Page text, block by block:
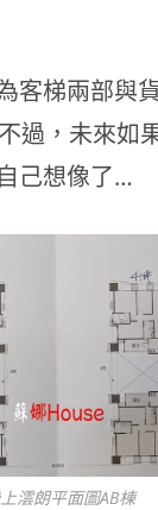
客梯兩部與
過，未來如
己想像了…
澐朗平面圖AB棟